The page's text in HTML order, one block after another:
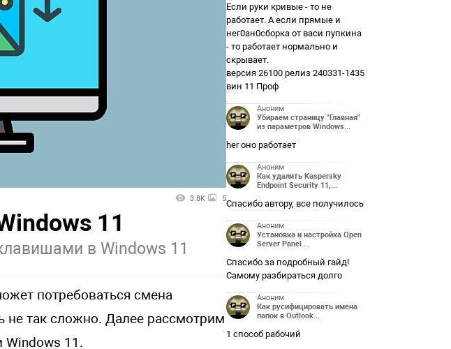
3.8K 5
11
в Windows 11
потребоваться смена
не так сложно. Далее рассмотрим
Windows 11.
Если руки кривые - то не
работает. А если прямые и
нег0ан0сборка от васи пупкина
- то работает нормально и
скрывает.
версия 26100 релиз 240331-1435
вин 11 Проф
Аноним
Убираем страницу "Главная"
из параметров Windows...
her оно работает
Аноним
Как удалить Kaspersky
Endpoint Security 11,...
Спасибо автору, все получилось
Аноним
Установка и настройка Open
Server Panel...
Спасибо за подробный гайд!
Самому разбираться долго
Аноним
Как русифицировать имена
папок в Outlook...
1 способ рабочий